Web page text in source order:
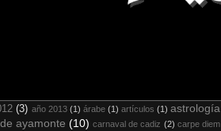
(3) año 2013 (1) árabe (1) artículos (1) astrología
ayamonte (10) carnaval de cadiz (2) carpe diem